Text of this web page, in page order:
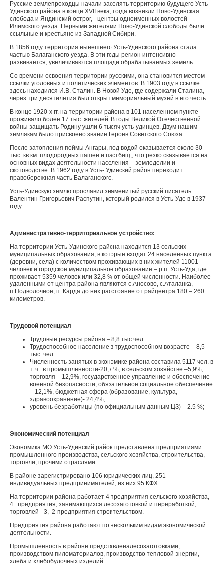
Русские землепроходцы начали заселять территорию будущего Усть-
Удинского района в конце ХVII века, тогда возникли Ново-Удинская
слобода и Яндинский острог, - центры одноименных волостей
Илимского уезда. Первыми жителями Ново-Удинской слободы были
ссыльные и крестьяне из Западной Сибири.
В 1856 году территория нынешнего Усть-Удинского района стала
частью Балаганского уезда. В эти годы регион интенсивно
развивается, увеличиваются площади обрабатываемых земель.
Со времени освоения территории русскими, она становится местом
ссылки уголовных и политических элементов. В 1903 году в ссылке
здесь находился И.В. Сталин. В Новой Уде, где содержали Сталина,
через три десятилетия был открыт мемориальный музей в его честь.
В конце 1920-х гг. на территории района в 101 населенном пункте
проживало более 17 тыс. жителей. В годы Великой Отечественной
войны защищать Родину ушли 6 тысяч усть-удинцев. Двум нашим
землякам было присвоено звание Героев Советского Союза.
После затопления поймы Ангары, под водой оказывается около 30
тыс. кв.км. плодородных пашен и пастбищ,, что резко сказывается на
основных видах деятельности населения – земледелии и
скотоводстве. В 1962 году в Усть- Удинский район переходит
правобережная часть Балаганского.
Усть-Удинскую землю прославил знаменитый русский писатель
Валентин Григорьевич Распутин, который родился в Усть-Уде в 1937
году.
Административно-территориальное устройство:
На территории Усть-Удинского района находится 13 сельских
муниципальных образования, в которые входят 24 населенных пункта
(деревни, села) с количеством проживающих в них жителей 11001
человек и городское муниципальное образование – р.п. Усть-Уда, где
проживает 5359 человек или 32,8 % от общей численности. Наиболее
удаленными от центра района являются с.Аносово, с.Аталанка,
п.Подволочное, п. Карда до них расстояние от райцентра 180 – 260
километров.
Трудовой потенциал
Трудовые ресурсы района – 8,8 тыс.чел.
Трудоспособное население в трудоспособном возрасте – 8,5
тыс. чел.
Численность занятых в экономике района составила 5117 чел. в
т. ч.: в промышленности-20,7 %, в сельском хозяйстве –5,9%,
торговля – 12,9%, государственное управление и обеспечение
военной безопасности, обязательное социальное обеспечение
– 12,1%, бюджетная сфера (образование, культура,
здравоохранение)- 24,4%;
уровень безработицы (по официальным данным ЦЗ) – 2.5 %;
Экономический потенциал
Экономика МО Усть-Удинский район представлена предприятиями
промышленного производства, сельского хозяйства, строительства,
торговли, прочими отраслями.
В районе зарегистрировано 106 юридических лиц, 251
индивидуальных предпринимателей, из них 95 КФХ.
На территории района работает 4 предприятия сельского хозяйства,
4 предприятия, занимающихся лесозаготовкой и переработкой,
торговлей –3, 2-предприятия строительством.
Предприятия района работают по нескольким видам экономической
деятельности.
Промышленность в районе представленалесозаготовками,
производством пиломатериалов, производство тепловой энергии,
хлеба и хлебобулочных изделий.